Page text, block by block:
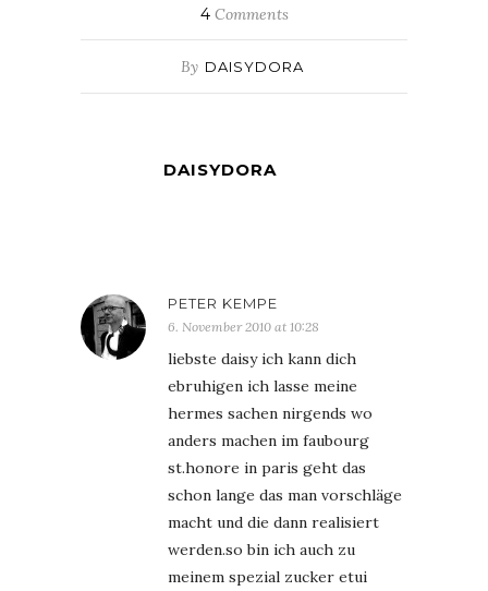
4Comments
By DAISYDORA
DAISYDORA
PETER KEMPE
6. November 2010 at 10:28
liebste daisy ich kann dich
ebruhigen ich lasse meine
hermes sachen nirgends wo
anders machen im faubourg
st.honore in paris geht das
schon lange das man vorschläge
macht und die dann realisiert
werden.so bin ich auch zu
meinem spezial zucker etui